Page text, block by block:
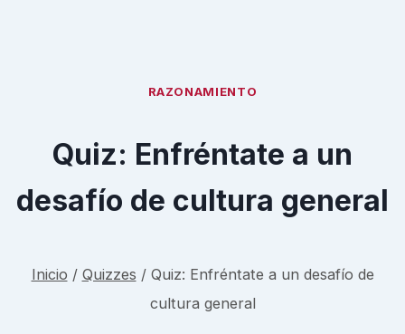
RAZONAMIENTO
Quiz: Enfréntate a un
desafío de cultura general
Inicio / Quizzes / Quiz: Enfréntate a un desafío de
cultura general